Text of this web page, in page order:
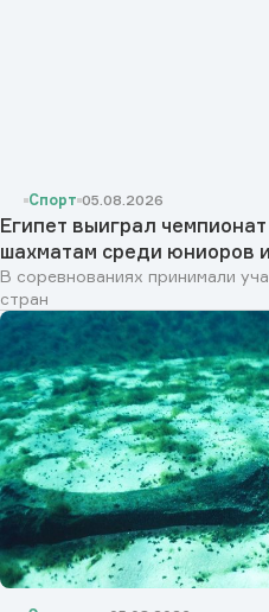
Спорт 05.08.2026
Египет выиграл
шахматам среди юниоров
В соревнованиях принимали
стран